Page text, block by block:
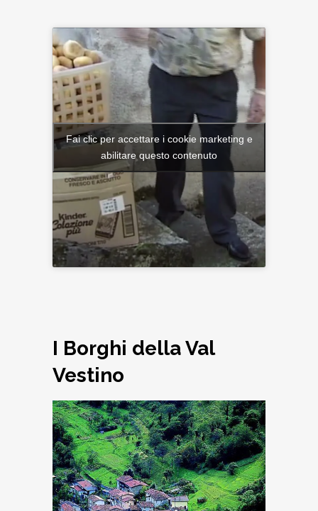
Fai clic per accettare i cookie marketing e
abilitare questo contenuto
I Borghi della Val
Vestino
Armo